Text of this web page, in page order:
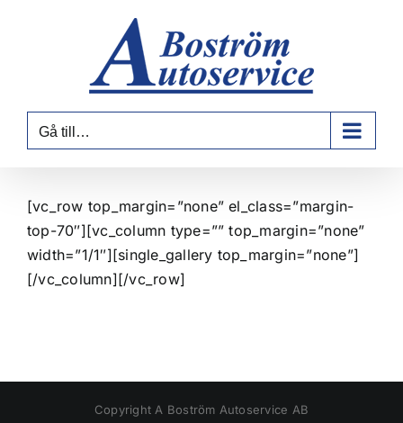
Gå till…
[vc_row top_margin=”none” el_class=”margin-
top-70″][vc_column type=”” top_margin=”none”
width=”1/1″][single_gallery top_margin=”none”]
[/vc_column][/vc_row]
Copyright A Boström Autoservice AB